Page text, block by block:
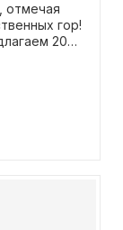
отмечая
гор!
20%
10